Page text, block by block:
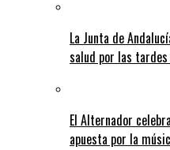
La Junta de
salud por las tardes
El Alternador
apuesta por la